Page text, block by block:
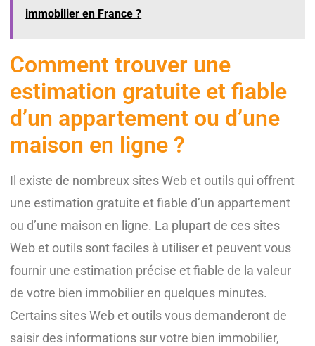
immobilier en France ?
Comment trouver une
estimation gratuite et fiable
d’un appartement ou d’une
maison en ligne ?
Il existe de nombreux sites Web et outils qui offrent
une estimation gratuite et fiable d’un appartement
ou d’une maison en ligne. La plupart de ces sites
Web et outils sont faciles à utiliser et peuvent vous
fournir une estimation précise et fiable de la valeur
de votre bien immobilier en quelques minutes.
Certains sites Web et outils vous demanderont de
saisir des informations sur votre bien immobilier,